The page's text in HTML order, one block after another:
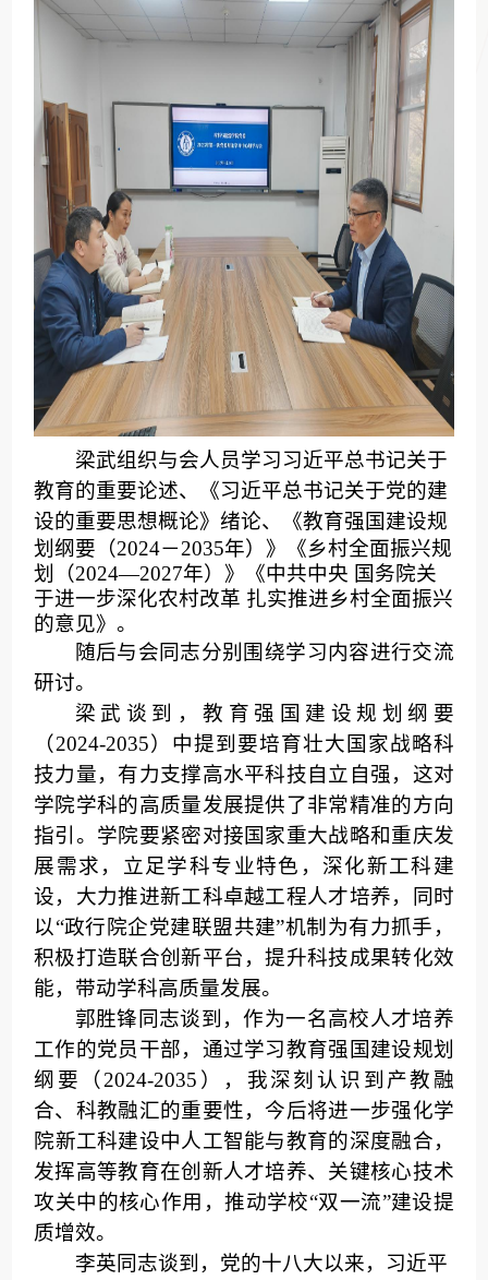
梁武组织与会人员学习习近平总书记关于
教育的重要论述、
《习近平总书记关于党的建
设的重要思想概论》绪论、
《教育强国建设规
划纲要（2024－2035年）》《乡村全面振兴规
划（2024—2027年）》《中共中央 国务院关
于进一步深化农村改革 扎实推进乡村全面振兴
的意见》。
随后与会同志分别围绕学习内容进行交流
研讨。
梁武谈到，教育强国建设规划纲要
（2024-2035）中提到要培育壮大国家战略科
技力量，有力支撑高水平科技自立自强，这对
学院学科的高质量发展提供了非常精准的方向
指引。学院要紧密对接国家重大战略和重庆发
展需求，立足学科专业特色，深化新工科建
设，大力推进新工科卓越工程人才培养，同时
以“政行院企党建联盟共建”机制为有力抓手，
积极打造联合创新平台，提升科技成果转化效
能，带动学科高质量发展。
郭胜锋同志谈到，作为一名高校人才培养
工作的党员干部， 通过学习教育强国建设规划
纲要（2024-2035），我深刻认识到产教融
合、科教融汇的重要性，今后将进一步强化学
院新工科建设中人工智能与教育的深度融合，
发挥高等教育在创新人才培养、关键核心技术
攻关中的核心作用，推动学校“双一流”建设提
质增效。
李英同志谈到，党的十八大以来，习近平